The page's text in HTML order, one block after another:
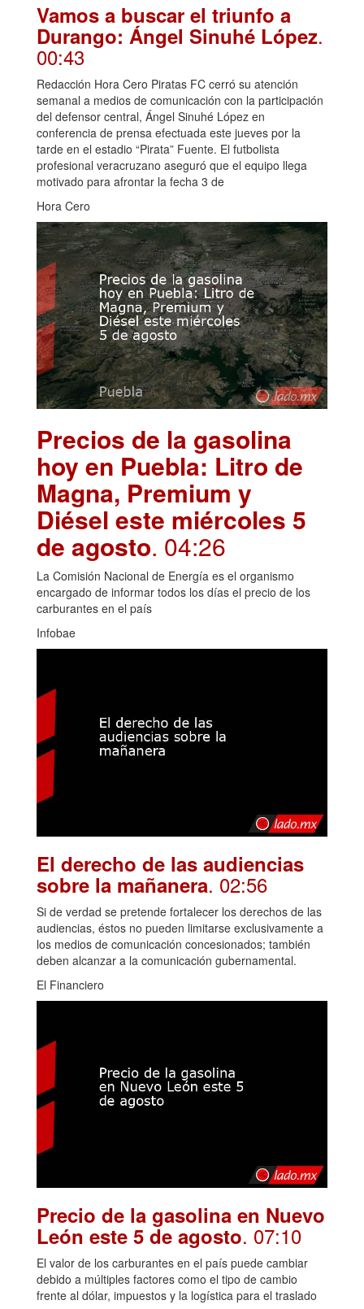
Vamos a buscar el triunfo a
Durango: Ángel Sinuhé López.
00:43
Redacción Hora Cero Piratas FC cerró su atención
semanal a medios de comunicación con la participación
del defensor central, Ángel Sinuhé López en
conferencia de prensa efectuada este jueves por la
tarde en el estadio “Pirata” Fuente. El futbolista
profesional veracruzano aseguró que el equipo llega
motivado para afrontar la fecha 3 de
Hora Cero
Precios de la gasolina
hoy en Puebla: Litro de
Magna, Premium y
Diésel este miércoles 5
de agosto. 04:26
La Comisión Nacional de Energía es el organismo
encargado de informar todos los días el precio de los
carburantes en el país
Infobae
El derecho de las audiencias
sobre la mañanera. 02:56
Si de verdad se pretende fortalecer los derechos de las
audiencias, éstos no pueden limitarse exclusivamente a
los medios de comunicación concesionados; también
deben alcanzar a la comunicación gubernamental.
El Financiero
Precio de la gasolina en Nuevo
León este 5 de agosto. 07:10
El valor de los carburantes en el país puede cambiar
debido a múltiples factores como el tipo de cambio
frente al dólar, impuestos y la logística para el traslado